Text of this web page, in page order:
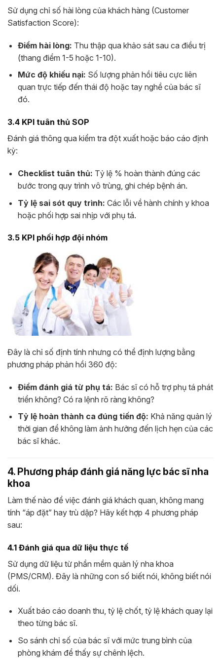
Sử dụng chỉ số hài lòng của khách hàng (Customer
Satisfaction Score):
Điểm hài lòng: Thu thập qua khảo sát sau ca điều trị
(thang điểm 1-5 hoặc 1-10).
Mức độ khiếu nại: Số lượng phản hồi tiêu cực liên
quan trực tiếp đến thái độ hoặc tay nghề của bác sĩ
đó.
3.4 KPI tuân thủ SOP
Đánh giá thông qua kiểm tra đột xuất hoặc báo cáo định
kỳ:
Checklist tuân thủ: Tỷ lệ % hoàn thành đúng các
bước trong quy trình vô trùng, ghi chép bệnh án.
Tỷ lệ sai sót quy trình: Các lỗi về hành chính y khoa
hoặc phối hợp sai nhịp với phụ tá.
3.5 KPI phối hợp đội nhóm
Đây là chỉ số định tính nhưng có thể định lượng bằng
phương pháp phản hồi 360 độ:
Điểm đánh giá từ phụ tá: Bác sĩ có hỗ trợ phụ tá phát
triển không? Có ra lệnh rõ ràng không?
Tỷ lệ hoàn thành ca đúng tiến độ: Khả năng quản lý
thời gian để không làm ảnh hưởng đến lịch hẹn của các
bác sĩ khác.
4. Phương pháp đánh giá năng lực bác sĩ nha
khoa
Làm thế nào để việc đánh giá khách quan, không mang
tính “áp đặt” hay trù dập? Hãy kết hợp 4 phương pháp
sau:
4.1 Đánh giá qua dữ liệu thực tế
Sử dụng dữ liệu từ phần mềm quản lý nha khoa
(PMS/CRM). Đây là những con số biết nói, không biết nói
dối.
Xuất báo cáo doanh thu, tỷ lệ chốt, tỷ lệ khách quay lại
theo từng bác sĩ.
So sánh chỉ số của bác sĩ với mức trung bình của
phòng khám để thấy sự chênh lệch.